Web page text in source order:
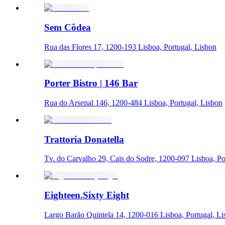
Sem Côdea
Rua das Flores 17, 1200-193 Lisboa, Portugal, Lisbon
Porter Bistro | 146 Bar
Rua do Arsenal 146, 1200-484 Lisboa, Portugal, Lisbon
Trattoria Donatella
Tv. do Carvalho 29, Cais do Sodre, 1200-097 Lisboa,
Eighteen.Sixty Eight
Largo Barão Quintela 14, 1200-016 Lisboa, Portugal,